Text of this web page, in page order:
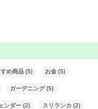
め商品 (5) お金 (5)
ガーデニング(5)
ンダー (2) スリランカ (2)